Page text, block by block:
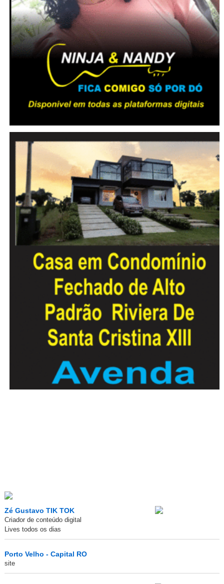
Zé Gustavo TIK TOK
Criador de conteúdo digital
Lives todos os dias
Porto Velho - Capital RO
site